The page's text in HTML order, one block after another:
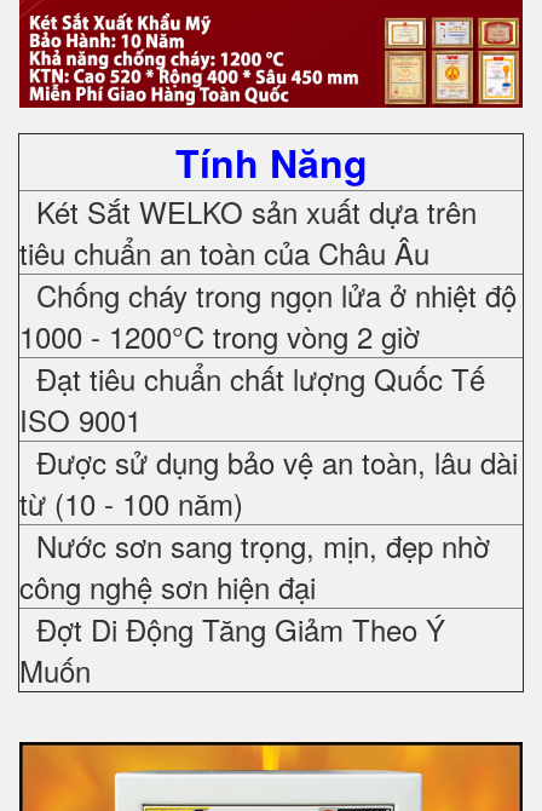
Tính Năng
Két Sắt WELKO sản xuất dựa trên
tiêu chuẩn an toàn của Châu Âu
Chống cháy trong ngọn lửa ở nhiệt độ
1000 - 1200°C trong vòng 2 giờ
Đạt tiêu chuẩn chất lượng Quốc Tế
ISO 9001
Được sử dụng bảo vệ an toàn, lâu dài
từ (10 - 100 năm)
Nước sơn sang trọng, mịn, đẹp nhờ
công nghệ sơn hiện đại
Đợt Di Động Tăng Giảm Theo Ý
Muốn